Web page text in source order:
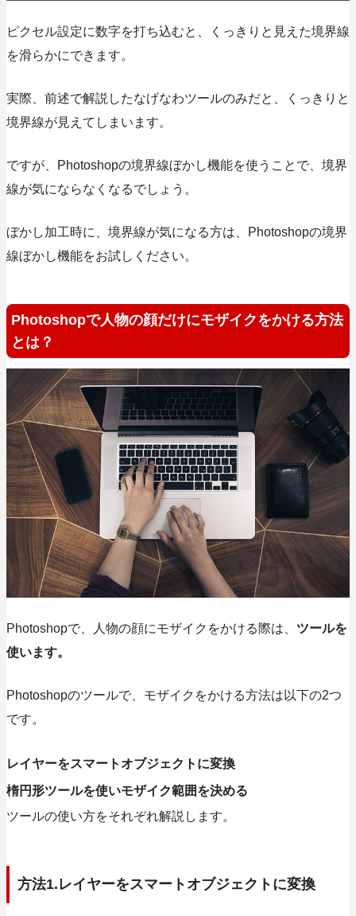
ピクセル設定に数字を打ち込むと、くっきりと見えた境界線
を滑らかにできます。
実際、前述で解説したなげなわツールのみだと、くっきりと
境界線が見えてしまいます。
ですが、Photoshopの境界線ぼかし機能を使うことで、境界
線が気にならなくなるでしょう。
ぼかし加工時に、境界線が気になる方は、Photoshopの境界
線ぼかし機能をお試しください。
Photoshopで人物の顔だけにモザイクをかける方法
とは？
Photoshopで、人物の顔にモザイクをかける際は、 ツールを
使います。
Photoshopのツールで、 モザイクをかける方法は以下の2つ
です。
レイヤーをスマートオブジェクトに変換
楕円形ツールを使いモザイク範囲を決める
ツールの使い方をそれぞれ解説します。
方法1.レイヤーをスマートオブジェクトに変換